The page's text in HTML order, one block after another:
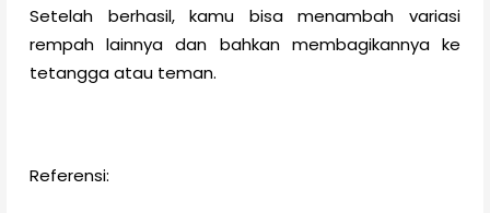
Setelah berhasil, kamu bisa menambah variasi
rempah lainnya dan bahkan membagikannya ke
tetangga atau teman.
Referensi: